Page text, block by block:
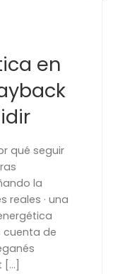
en
qué seguir
la
reales · una
cuenta de